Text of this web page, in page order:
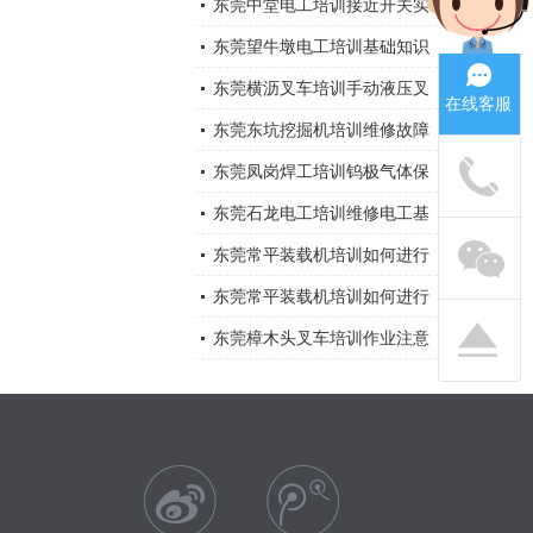
怎样处理？
东莞中堂电工培训接近开关实
物及接线应用
东莞望牛墩电工培训基础知识
东莞横沥叉车培训手动液压叉
车安全注意事项
东莞东坑挖掘机培训维修故障
大全
东莞凤岗焊工培训钨极气体保
护电弧焊
东莞石龙电工培训维修电工基
础知识大全总结
东莞常平装载机培训如何进行
装载机维修与保养？
东莞常平装载机培训如何进行
装载机维修与保养？
东莞樟木头叉车培训作业注意
在线客服